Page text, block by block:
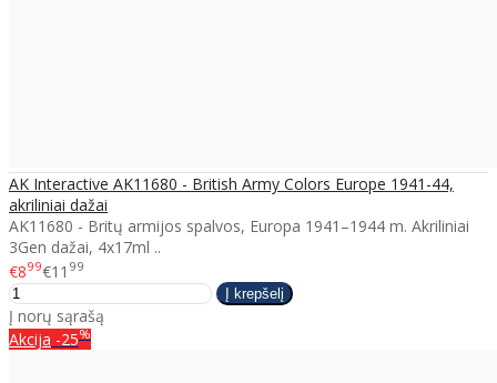
AK Interactive AK11680 - British Army Colors Europe 1941-44,
akriliniai dažai
AK11680 - Britų armijos spalvos, Europa 1941–1944 m. Akriliniai
3Gen dažai, 4x17ml ..
€899€11 99
Į norų sąrašą
Akcija -25%